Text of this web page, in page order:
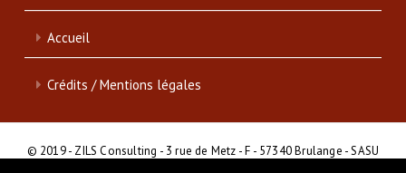
Accueil
Crédits / Mentions légales
© 2019 - ZILS Consulting - 3 rue de Metz - F - 57340 Brulange - SASU